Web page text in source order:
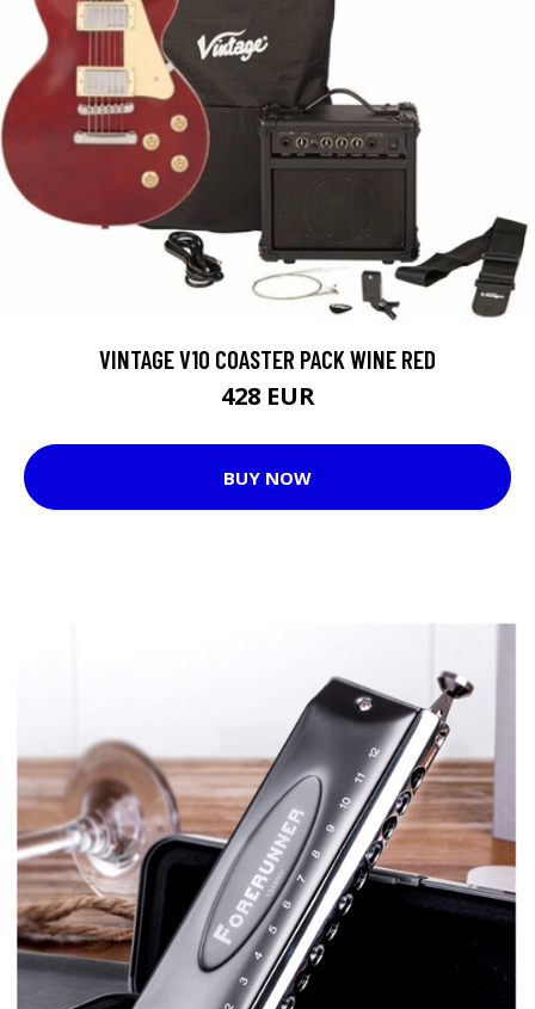
VINTAGE V10 COASTER PACK WINE RED
428 EUR
BUY NOW